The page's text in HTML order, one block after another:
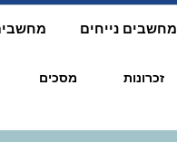
מחשבים נייחים
זכרונות מסכים